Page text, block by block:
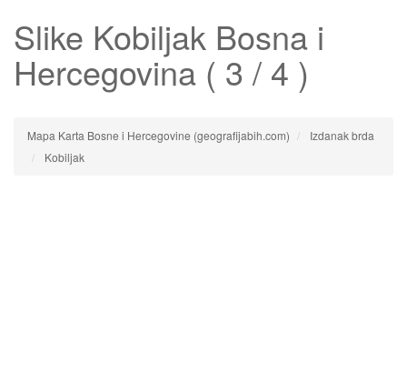
Slike Kobiljak Bosna i
Hercegovina ( 3 / 4 )
Mapa Karta Bosne i Hercegovine (geografijabih.com)
Izdanak brda
Kobiljak